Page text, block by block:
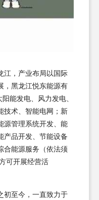
江，产业布局以国际
，黑龙江悦东能源有
能发电、风力发电、
技术、智能电网；新
源管理系统开发、能
产品开发、节能设备
合能源服务（依法须
可开展经营活
初至今，一直致力于